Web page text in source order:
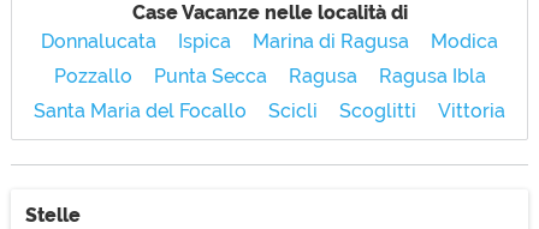
Case Vacanze nelle località di
Donnalucata
Ispica Marina di Ragusa
Modica
Pozzallo
Punta Secca Ragusa
Ragusa Ibla
Santa Maria del Focallo
Scicli Scoglitti Vittoria
Stelle